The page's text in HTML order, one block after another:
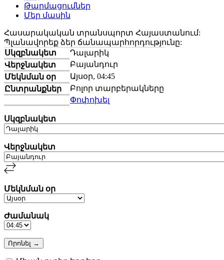
Թարմացումներ
Մեր մասին
Հասարակական տրանսպորտ Հայաստանում:
Պլանավորեք ձեր ճանապարհորդությունը:
Սկզբնակետ
Դալարիկ
Վերջնակետ
Բայանդուր
Մեկնման օր
Այսօր, 04:45
Ընտրանքներ
Բոլոր տարբերակները
Փոփոխել
Սկզբնակետ
Վերջնակետ
Մեկնման օր
Ժամանակ